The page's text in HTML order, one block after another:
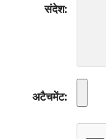
संदेश
अटैचमेंट